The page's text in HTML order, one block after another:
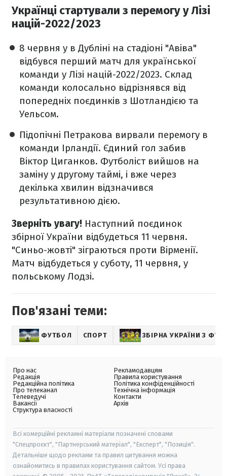
Українці стартували з перемогу у Лізі
націй-2022/2023
8 червня у в Дубліні на стадіоні "Авіва"
відбувся перший матч для української
команди у Лізі націй-2022/2023. Склад
команди колосально відрізнявся від
попередніх поєдинків з Шотландією та
Уельсом.
Підопічні Петракова вирвали перемогу в
команди Ірландії. Єдиний гол забив
Віктор Циганков. Футболіст вийшов на
заміну у другому таймі, і вже через
декілька хвилин відзначився
результативною дією.
Зверніть увагу! Наступний поєдинок
збірної України відбудеться 11 червня.
"Синьо-жовті" зіграються проти Вірменії.
Матч відбудеться у суботу, 11 червня, у
польському Лодзі.
Пов'язані теми:
ФУТБОЛ СПОРТ ЗБІРНА УКРАЇНИ З
Про нас
Редакція
Редакційна політика
Про телеканал
Телеведучі
Вакансії
Структура власності
Рекламодавцям
Правила користування
Політика конфіденційності
Технічна інформація
Контакти
Архів
Всі комерційні рекламні матеріали позначені словами
"Спецпроєкт", "Партнерський матеріал", "Експерт", "Позиція".
Детальніше щодо реклами та правил цитування можна
ознайомитись в правилах користування сайтом. Усі права